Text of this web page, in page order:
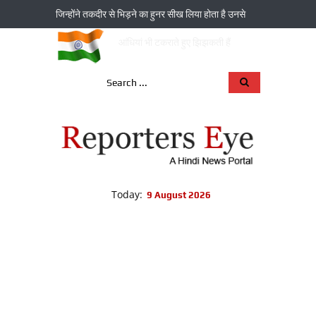
जिन्‍होंने तकदीर से भिड़ने का हुनर सीख लिया होता है उनसे
Today: 9 August 2026